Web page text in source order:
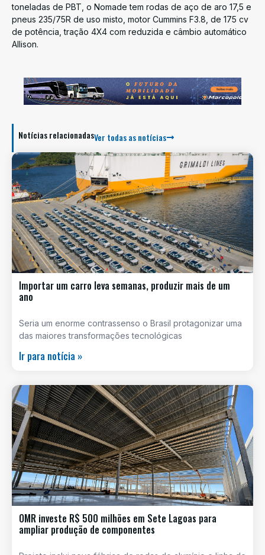
toneladas de PBT, o Nomade tem rodas de aço de aro 17,5 e
pneus 235/75R de uso misto, motor Cummins F3.8, de 175 cv
de potência, tração 4X4 com reduzida e câmbio automático
Allison.
Notícias relacionadasVer todas as notícias
Importar um carro leva semanas, produzir mais de um
ano
Seria um enorme contrassenso o Brasil protagonizar uma
das maiores transformações tecnológicas
Ir para notícia »
OMR investe R$ 500 milhões em Sete Lagoas para
ampliar produção de componentes